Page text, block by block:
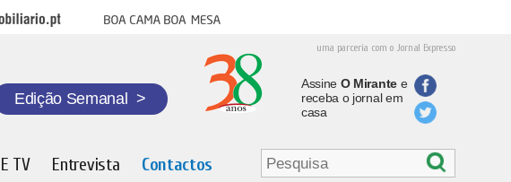
Boa cama boa mesa
uma parceria com o Jornal Expresso
Edição Semanal >
Assine O Mirantee
receba o jornal em
casa
TV Entrevista Contactos